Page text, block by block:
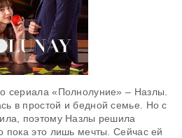
сериала «Полнолуние» – Назлы.
в простой и бедной семье. Но с
поэтому Назлы решила
пока это лишь мечты. Сейчас ей